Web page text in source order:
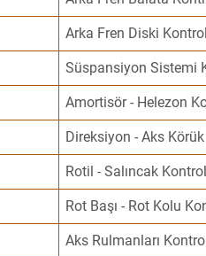
Arka Fren Diski Kontrol
Süspansiyon Sistemi
Amortisör - Helezon
Direksiyon - Aks
Rotil - Salıncak Kontrol
Rot Başı - Rot Kolu
Aks Rulmanları